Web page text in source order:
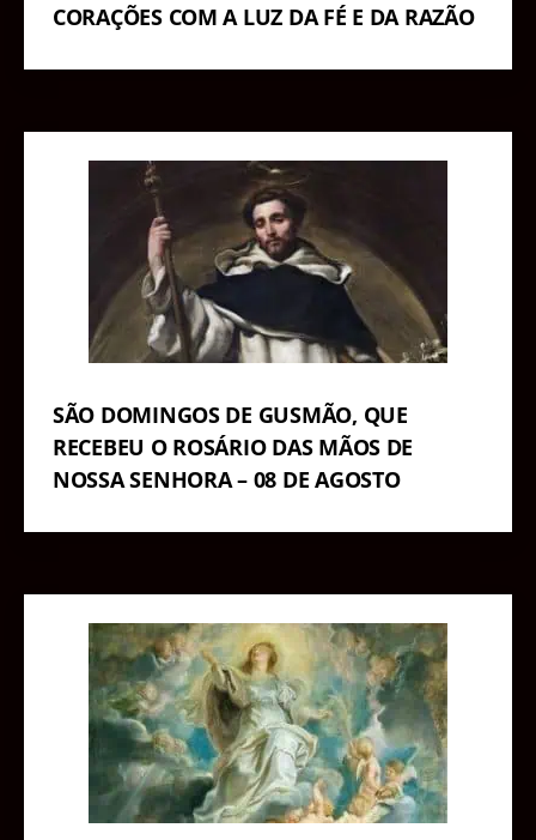
CORAÇÕES COM A LUZ DA FÉ E DA RAZÃO
SÃO DOMINGOS DE GUSMÃO, QUE
RECEBEU O ROSÁRIO DAS MÃOS DE
NOSSA SENHORA – 08 DE AGOSTO